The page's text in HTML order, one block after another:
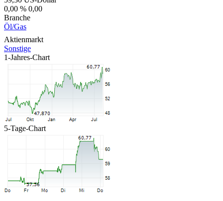
0,00 % 0,00
Branche
Öl/Gas
Aktienmarkt
Sonstige
1-Jahres-Chart
5-Tage-Chart